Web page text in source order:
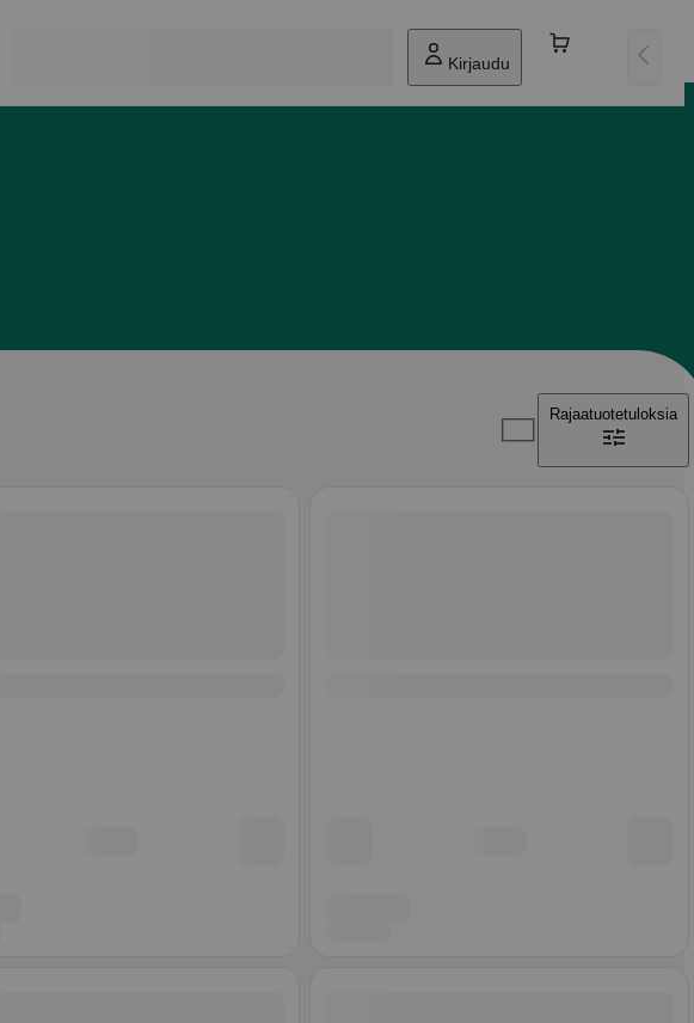
Kirjaudu
Rajaatuotetuloksia